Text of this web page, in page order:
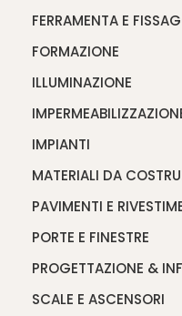
FERRAMENTA E
FORMAZIONE
ILLUMINAZIONE
IMPIANTI
MATERIALI DA
PAVIMENTI E
PORTE E FINESTRE
PROGETTAZIONE &
SCALE E ASCENSORI